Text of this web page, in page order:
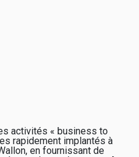
activités « business to
rapidement implantés à
en fournissant de